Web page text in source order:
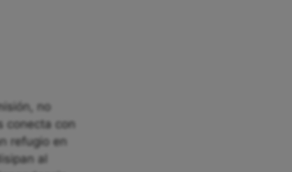
no
conecta con
refugio en
al